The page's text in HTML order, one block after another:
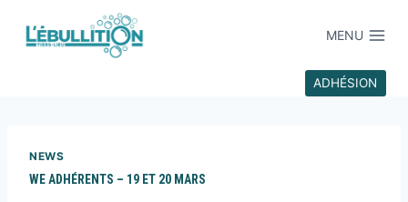
MENU
ADHÉSION
NEWS
WE ADHÉRENTS – 19 ET 20 MARS